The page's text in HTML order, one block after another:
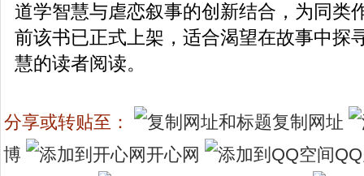
道学智慧与虐恋叙事的创新结合，为同类
前该书已正式上架，适合渴望在故事中探
慧的读者阅读。
分享或转贴至：
复制网址
博
开心网